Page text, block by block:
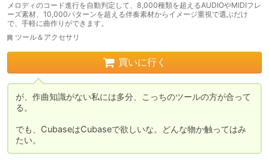
メロディのコード進行を自動判定して、8,000種類を超えるAUDIOやMIDIフレ
ーズ素材、10,000パターンを超える伴奏素材からイメージ重視で選ぶだけ
で、手軽に曲作りができます。
ツール＆アクセサリ
買いに行く
が、作曲知識がない私には多分、こっちのツールの方が合って
る。
でも、CubaseはCubaseで欲しいな。どんな物か触ってはみ
たい。